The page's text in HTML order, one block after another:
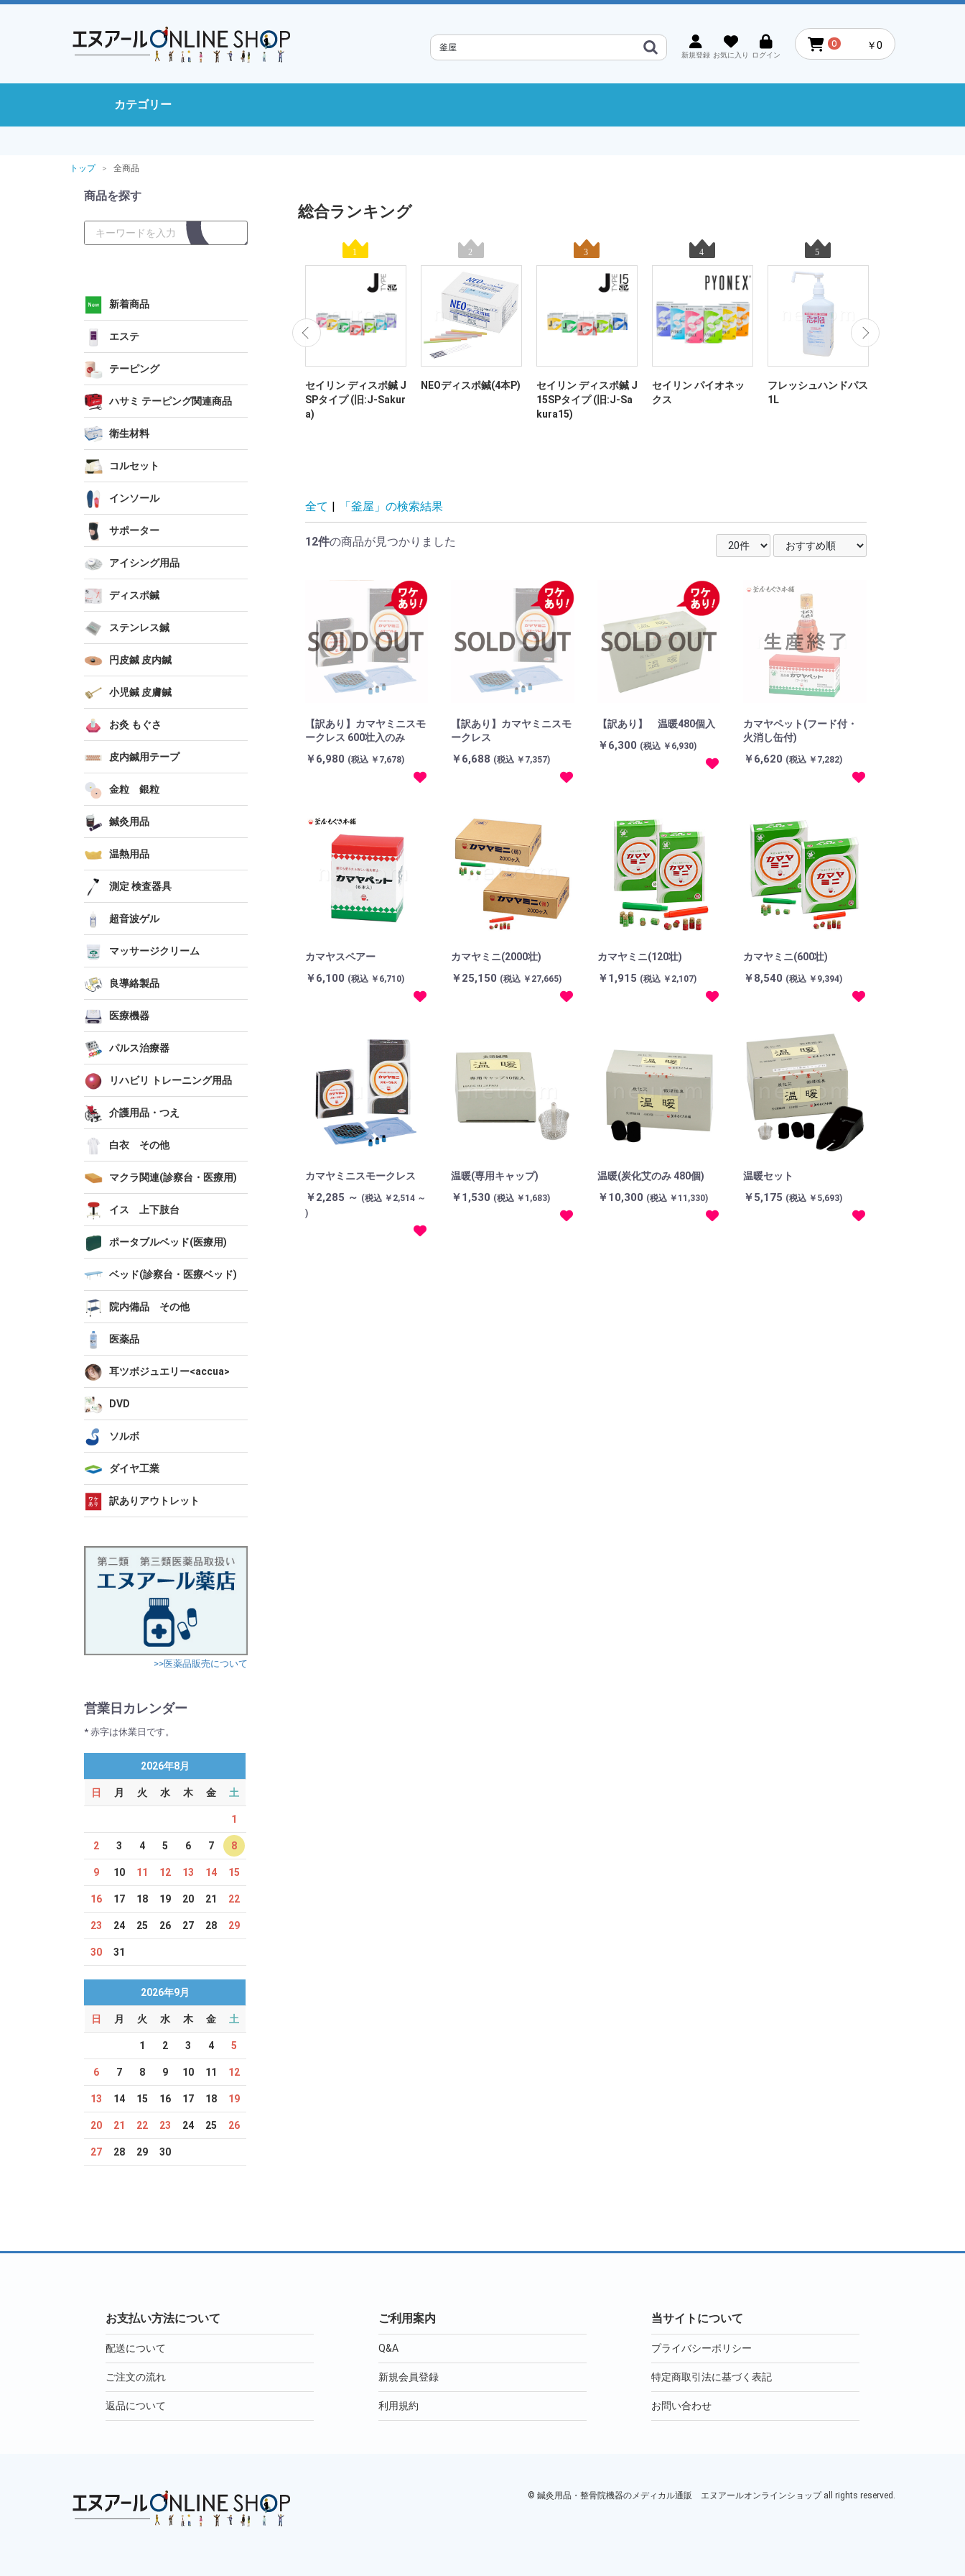
新規登録 お気に入り ログイン
0 ￥0
カテゴリー
トップ 全商品
商品を探す
新着商品
エステ
テーピング
ハサミ テーピング関連商品
衛生材料
コルセット
インソール
サポーター
アイシング用品
ディスポ鍼
ステンレス鍼
円皮鍼 皮内鍼
小児鍼 皮膚鍼
お灸 もぐさ
皮内鍼用テープ
金粒 銀粒
鍼灸用品
温熱用品
測定 検査器具
超音波ゲル
マッサージクリーム
良導絡製品
医療機器
パルス治療器
リハビリ トレーニング用品
介護用品・つえ
白衣 その他
マクラ関連(診察台・医療用)
イス 上下肢台
ポータブルベッド(医療用)
ベッド(診察台・医療ベッド)
院内備品 その他
医薬品
耳ツボジュエリー<accua>
DVD
ソルボ
ダイヤ工業
訳ありアウトレット
>>医薬品販売について
営業日カレンダー
* 赤字は休業日です。
2026年8月
日 月 火 水 木 金 土
1
2 3 4 5 6 7 8
9 10 11 12 13 14 15
16 17 18 19 20 21 22
23 24 25 26 27 28 29
30 31
2026年9月
日 月 火 水 木 金 土
1 2 3 4 5
6 7 8 9 10 11 12
13 14 15 16 17 18 19
20 21 22 23 24 25 26
27 28 29 30
総合ランキング
昭和製薬 イソプロ5
0%
NEOディスポ鍼(ワン
タッチ)
セイリン ディスポ鍼 J
SPタイプ (旧:J-Sakur
a)
NEOディスポ鍼(4本P)
セイリン ディスポ鍼 J
15SPタイプ (旧:J-Sa
kura15)
セイリン パイオネッ
クス
フレッシュハンドパス
1L
全て | 「釜屋」の検索結果
12件の商品が見つかりました
【訳あり】カマヤミニスモ
ークレス 600壮入のみ
￥6,980 (税込 ￥7,678)
【訳あり】カマヤミニスモ
ークレス
￥6,688 (税込 ￥7,357)
【訳あり】 温暖480個入
￥6,300 (税込 ￥6,930)
カマヤペット(フード付・
火消し缶付)
￥6,620 (税込 ￥7,282)
カマヤスペアー
￥6,100 (税込 ￥6,710)
カマヤミニ(2000壮)
￥25,150 (税込 ￥27,665)
カマヤミニ(120壮)
￥1,915 (税込 ￥2,107)
カマヤミニ(600壮)
￥8,540 (税込 ￥9,394)
カマヤミニスモークレス
￥2,285 ～ (税込 ￥2,514 ～
)
温暖(専用キャップ)
￥1,530 (税込 ￥1,683)
温暖(炭化艾のみ 480個)
￥10,300 (税込 ￥11,330)
温暖セット
￥5,175 (税込 ￥5,693)
お支払い方法について
配送について
ご注文の流れ
返品について
ご利用案内
Q&A
新規会員登録
利用規約
当サイトについて
プライバシーポリシー
特定商取引法に基づく表記
お問い合わせ
© 鍼灸用品・整骨院機器のメディカル通販 エヌアールオンラインショップ all rights reserved.